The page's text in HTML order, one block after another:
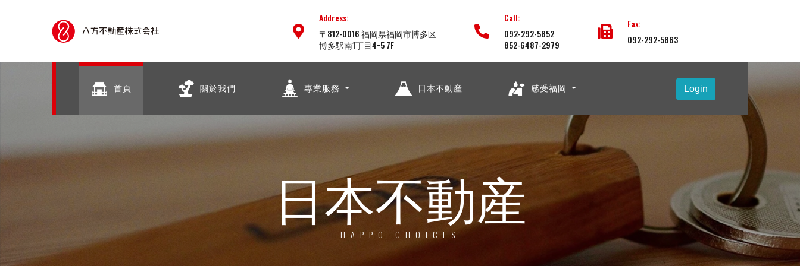
Address:
〒812-0016 福岡県福岡市博多区
博多駅南1丁目4−5 7F
Call:
092-292-5852
852-6487-2979
Fax:
092-292-5863
首頁 關於我們 專業服務 日本不動産 感受福岡 Login
日本不動産
HAPPO CHOICES